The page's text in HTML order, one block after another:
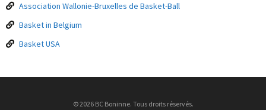
Association Wallonie-Bruxelles de Basket-Ball
Basket in Belgium
Basket USA
© 2026 BC Boninne. Tous droits réservés.